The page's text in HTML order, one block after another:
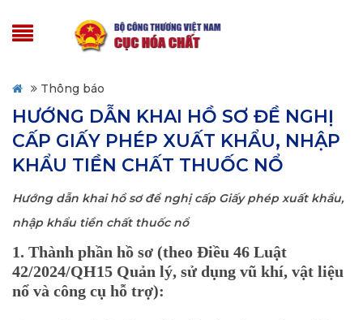
Thông báo
HƯỚNG DẪN KHAI HỒ SƠ ĐỀ NGHỊ
CẤP GIẤY PHÉP XUẤT KHẨU, NHẬP
KHẨU TIỀN CHẤT THUỐC NỔ
Hướng dẫn khai hồ sơ đề nghị cấp Giấy phép xuất khẩu,
nhập khẩu tiền chất thuốc nổ
1. Thành phần hồ sơ (theo Điều 46 Luật
42/2024/QH15 Quản lý, sử dụng vũ khí, vật liệu
nổ và công cụ hỗ trợ):